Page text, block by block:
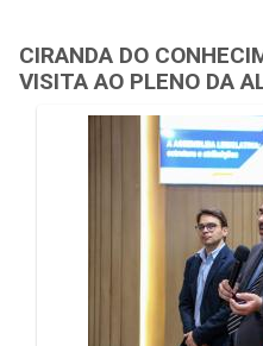
CIRANDA DO
VISITA AO PLENO DA
Galeria de Mídias